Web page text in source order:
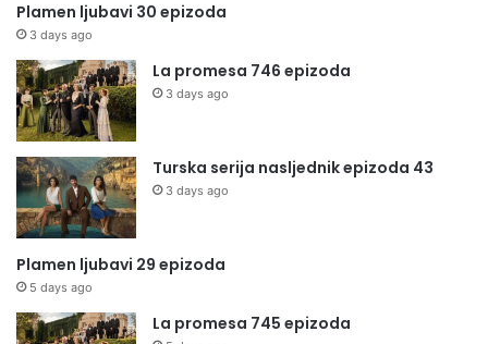
Plamen ljubavi 30 epizoda
3 days ago
La promesa 746 epizoda
3 days ago
Turska serija nasljednik epizoda 43
3 days ago
Plamen ljubavi 29 epizoda
5 days ago
La promesa 745 epizoda